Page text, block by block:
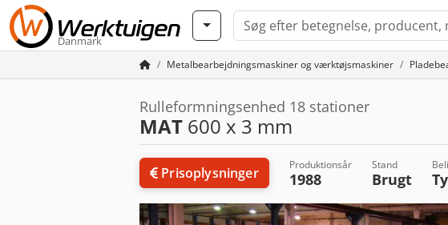
Danmark
Metalbearbejdningsmaskiner og værktøjsmaskiner
Rulleformningsenhed 18 stationer
MAT 600 x 3 mm
Prisoplysninger Produktionsår
1988
Stand
Brugt